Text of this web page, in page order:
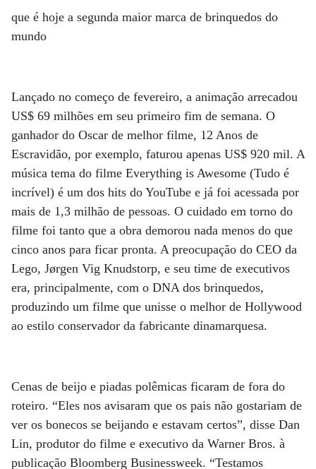
que é hoje a segunda maior marca de brinquedos do
mundo
Lançado no começo de fevereiro, a animação arrecadou
US$ 69 milhões em seu primeiro fim de semana. O
ganhador do Oscar de melhor filme, 12 Anos de
Escravidão, por exemplo, faturou apenas US$ 920 mil. A
música tema do filme Everything is Awesome (Tudo é
incrível) é um dos hits do YouTube e já foi acessada por
mais de 1,3 milhão de pessoas. O cuidado em torno do
filme foi tanto que a obra demorou nada menos do que
cinco anos para ficar pronta. A preocupação do CEO da
Lego, Jørgen Vig Knudstorp, e seu time de executivos
era, principalmente, com o DNA dos brinquedos,
produzindo um filme que unisse o melhor de Hollywood
ao estilo conservador da fabricante dinamarquesa.
Cenas de beijo e piadas polêmicas ficaram de fora do
roteiro. “Eles nos avisaram que os pais não gostariam de
ver os bonecos se beijando e estavam certos”, disse Dan
Lin, produtor do filme e executivo da Warner Bros. à
publicação Bloomberg Businessweek. “Testamos